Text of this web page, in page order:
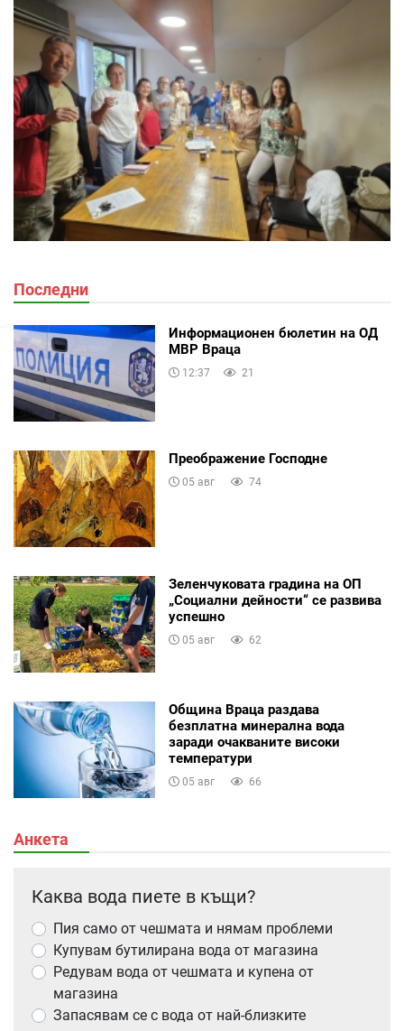
Последни
Информационен бюлетин на ОД
МВР Враца
12:37 21
Преображение Господне
05 авг 74
Зеленчуковата градина на ОП
„Социални дейности“ се развива
успешно
05 авг 62
Община Враца раздава
безплатна минерална вода
заради очакваните високи
температури
05 авг 66
Анкета
Каква вода пиете в къщи?
Пия само от чешмата и нямам проблеми
Купувам бутилирана вода от магазина
Редувам вода от чешмата и купена от
магазина
Запасявам се с вода от най-близките